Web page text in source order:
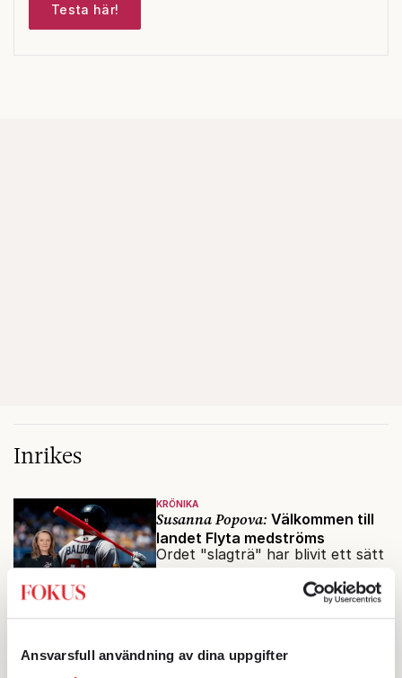
Ansvarsfull användning av dina uppgifter
Testa här!
Inrikes
KRÖNIKA
Susanna Popova: Välkommen till
landet Flyta medströms
Ordet "slagträ" har blivit ett sätt
slöserikommissioner till frågor
Vattenbristen är här – men var
femte liter läcker ut